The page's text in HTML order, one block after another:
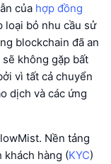
của hợp đồng
loại bỏ nhu cầu sử
blockchain đã an
không gặp bất
vì tất cả chuyển
dịch và các ứng
Nền tảng
khách hàng (KYC)